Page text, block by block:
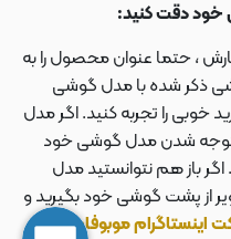
خود دقت کنید:
، حتما عنوان محصول را به
ذکر شده با مدل گوشی
خوبی را تجربه کنید. اگر مدل
متوجه شدن مدل گوشی خود
باز هم نتوانستید مدل
از پشت گوشی خود بگیرید و
اینستاگرام موبوفان به